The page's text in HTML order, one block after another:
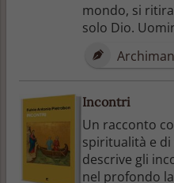
mondo, si
solo Dio.
Incontri
Un racconto
spiritualità e
descrive gli
nel profondo